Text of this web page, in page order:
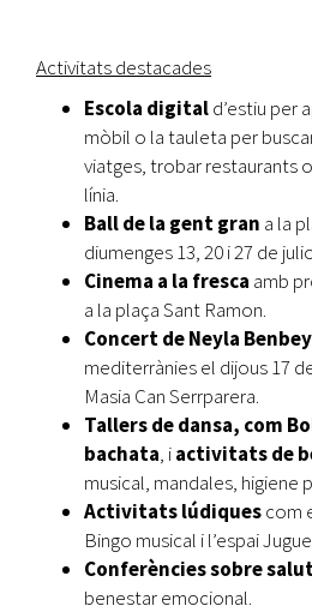
Activitats destacades
Escola digitald’estiu per
mòbil o la tauleta per
viatges, trobar restaurants
línia.
Ball de la gent gran a la
diumenges 13, 20 i 27 de
Cinema a la fresca amb
a la plaça Sant Ramon.
Concert de Neyla
mediterrànies el dijous 17
Masia Can Serrparera.
Tallers de dansa, com
bachata, iactivitats de
musical, mandales, higiene
Activitats lúdiquescom
Bingo musical i l’espai
Conferències sobre
benestar emocional.